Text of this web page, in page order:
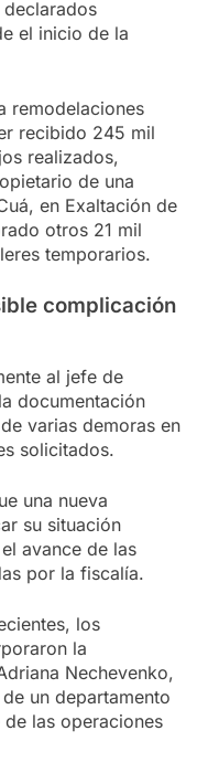
el inicio de la
remodelaciones
recibido 245 mil
realizados,
de una
en Exaltación de
otros 21 mil
temporarios.
complicación
al jefe de
documentación
varias demoras en
solicitados.
una nueva
su situación
avance de las
por la fiscalía.
los
la
Nechevenko,
un departamento
las operaciones